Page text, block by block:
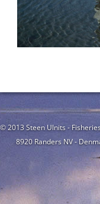
© 2013 Steen Ulnits -
8920 Randers NV -